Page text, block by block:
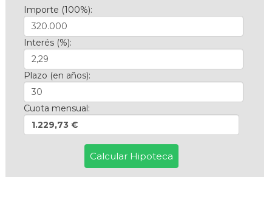
Importe (100%):
Interés (%):
Plazo (en años):
Cuota mensual:
1.229,73 €